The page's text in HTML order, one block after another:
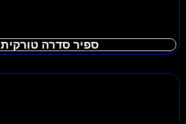
ספיר סדרה טורקית